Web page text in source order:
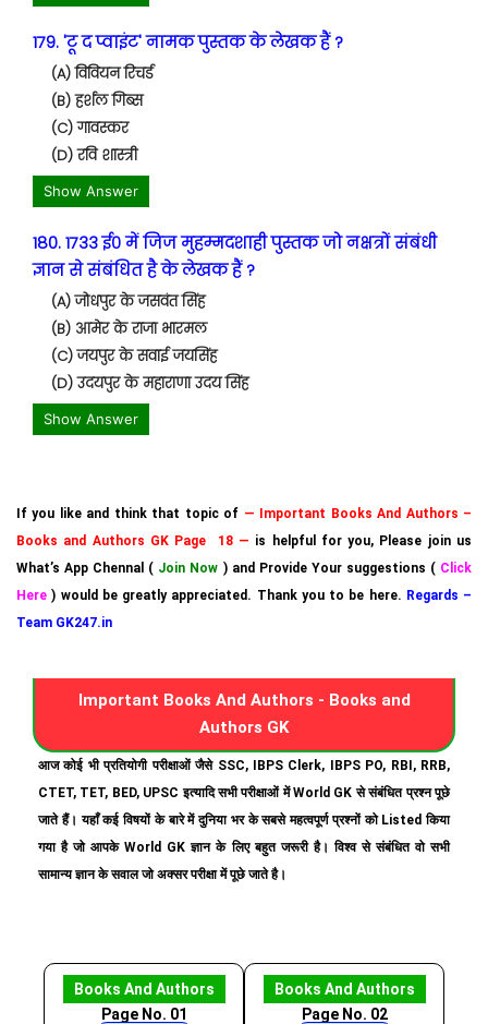
179. 'टू द प्वाइंट' नामक पुस्तक के लेखक हैं ?
(A) विवियन रिचर्ड
(B) हर्शल गिब्स
(C) गावस्कर
(D) रवि शास्त्री
Show Answer
180. 1733 ई० में जिज मुहम्मदशाही पुस्तक जो नक्षत्रों संबंधी
ज्ञान से संबंधित है के लेखक हैं ?
(A) जोधपुर के जसवंत सिंह
(B) आमेर के राजा भारमल
(C) जयपुर के सवाई जयसिंह
(D) उदयपुर के महाराणा उदय सिंह
Show Answer
If you like and think that topic of — Important Books And Authors –
Books and Authors GK Page 18 — is helpful for you, Please join us
What’s App Chennal ( Join Now ) and Provide Your suggestions ( Click
Here ) would be greatly appreciated. Thank you to be here. Regards –
Team GK247.in
Important Books And Authors - Books and
Authors GK
आज कोई भी प्रतियोगी परीक्षाओं जैसे SSC, IBPS Clerk, IBPS PO, RBI, RRB,
CTET, TET, BED, UPSC इत्यादि सभी परीक्षाओं में World GK से संबंधित प्रश्न पूछे
जाते हैं। यहाँ कई विषयों के बारे में दुनिया भर के सबसे महत्वपूर्ण प्रश्नों को Listed किया
गया है जो आपके World GK ज्ञान के लिए बहुत जरूरी है। विश्व से संबंधित वो सभी
सामान्य ज्ञान के सवाल जो अक्सर परीक्षा में पूछे जाते है।
Books And Authors
Page No. 01
Books And Authors
Page No. 02